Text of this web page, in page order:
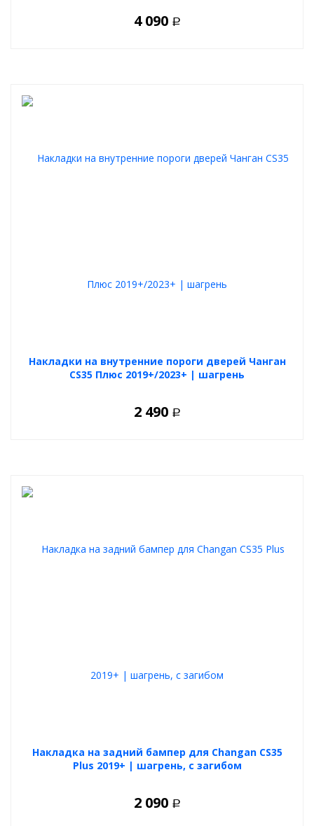
4 090 Р
Накладки на внутренние пороги дверей Чанган
CS35 Плюс 2019+/2023+ | шагрень
2 490 Р
Накладка на задний бампер для Changan CS35
Plus 2019+ | шагрень, с загибом
2 090 Р